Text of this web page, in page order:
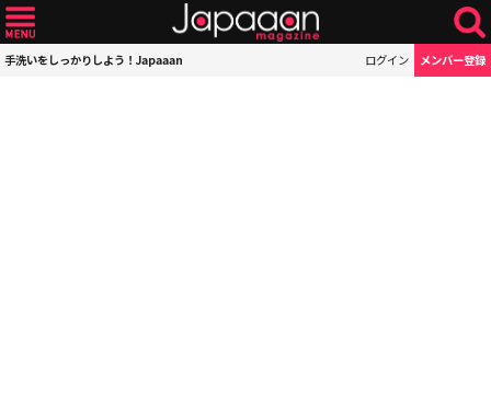
手洗いをしっかりしよう！Japaaan ログイン メンバー登録